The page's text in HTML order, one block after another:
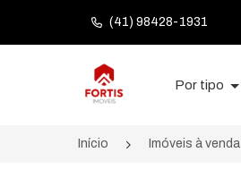
(41) 98428-1931
Página inicial
Por tipo
Início Imóveis à venda